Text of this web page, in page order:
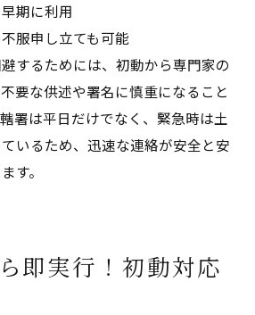
期に利用
服申し立ても可能
するためには、初動から専門家の
要な供述や署名に慎重になること
署は平日だけでなく、緊急時は土
いるため、迅速な連絡が安全と安
す。
即実行！初動対応